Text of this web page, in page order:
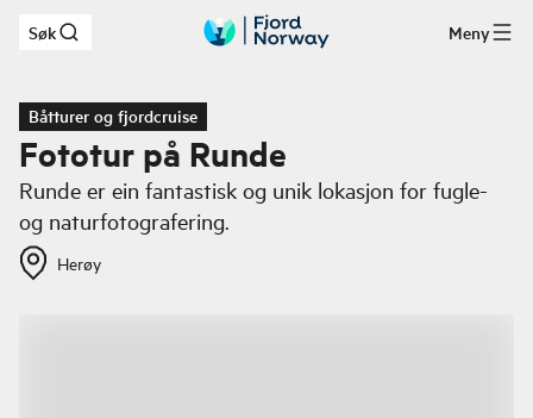
Hopp til hovedinnhold
Søk Meny
Båtturer og fjordcruise
Fototur på Runde
Runde er ein fantastisk og unik lokasjon for fugle-
og naturfotografering.
Herøy